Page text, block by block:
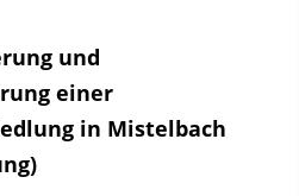
und
einer
in Mistelbach